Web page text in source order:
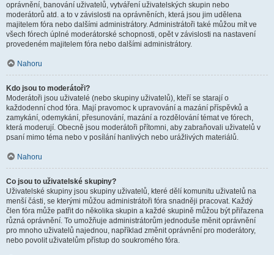
oprávnění, banování uživatelů, vytváření uživatelských skupin nebo
moderátorů atd. a to v závislosti na oprávněních, která jsou jim udělena
majitelem fóra nebo dalšími administrátory. Administrátoři také můžou mít ve
všech fórech úplné moderátorské schopnosti, opět v závislosti na nastavení
provedeném majitelem fóra nebo dalšími administrátory.
Nahoru
Kdo jsou to moderátoři?
Moderátoři jsou uživatelé (nebo skupiny uživatelů), kteří se starají o
každodenní chod fóra. Mají pravomoc k upravování a mazání příspěvků a
zamykání, odemykání, přesunování, mazání a rozdělování témat ve fórech,
která moderují. Obecně jsou moderátoři přítomni, aby zabraňovali uživatelů v
psaní mimo téma nebo v posílání hanlivých nebo urážlivých materiálů.
Nahoru
Co jsou to uživatelské skupiny?
Uživatelské skupiny jsou skupiny uživatelů, které dělí komunitu uživatelů na
menší části, se kterými můžou administrátoři fóra snadněji pracovat. Každý
člen fóra může patřit do několika skupin a každé skupině můžou být přiřazena
různá oprávnění. To umožňuje administrátorům jednoduše měnit oprávnění
pro mnoho uživatelů najednou, například změnit oprávnění pro moderátory,
nebo povolit uživatelům přístup do soukromého fóra.